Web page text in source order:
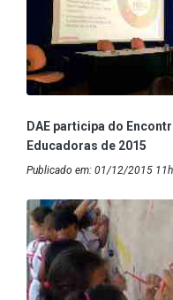
DAE participa do
Educadoras de 2015
Publicado em: 01/12/2015